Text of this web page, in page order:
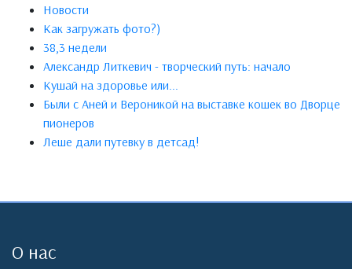
Новости
Как загружать фото?)
38,3 недели
Александр Литкевич - творческий путь: начало
Кушай на здоровье или...
Были с Аней и Вероникой на выставке кошек во Дворце
пионеров
Леше дали путевку в детсад!
О нас